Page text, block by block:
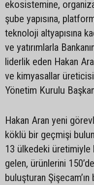
ekosistemine,
şube yapısına,
teknoloji altyapısına
ve yatırımlarla
liderlik eden Hakan
ve kimyasallar üreticisi
Yönetim Kurulu
Hakan Aran yeni
köklü bir geçmişi
13 ülkedeki
gelen, ürünlerini
buluşturan